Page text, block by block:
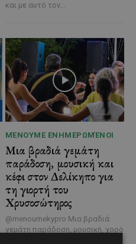
και με αυτό τον...
ΜΈΝΟΥΜΕ ΕΝΗΜΕΡΩΜΈΝΟΙ
Μια βραδιά γεμάτη
παράδοση, μουσική και
κέφι στον Δελίκηπο για
τη γιορτή του
Χρυσοσώτηρος
@menoumekypro Μια βραδιά
γεμάτη παράδοση, μουσική, χορό